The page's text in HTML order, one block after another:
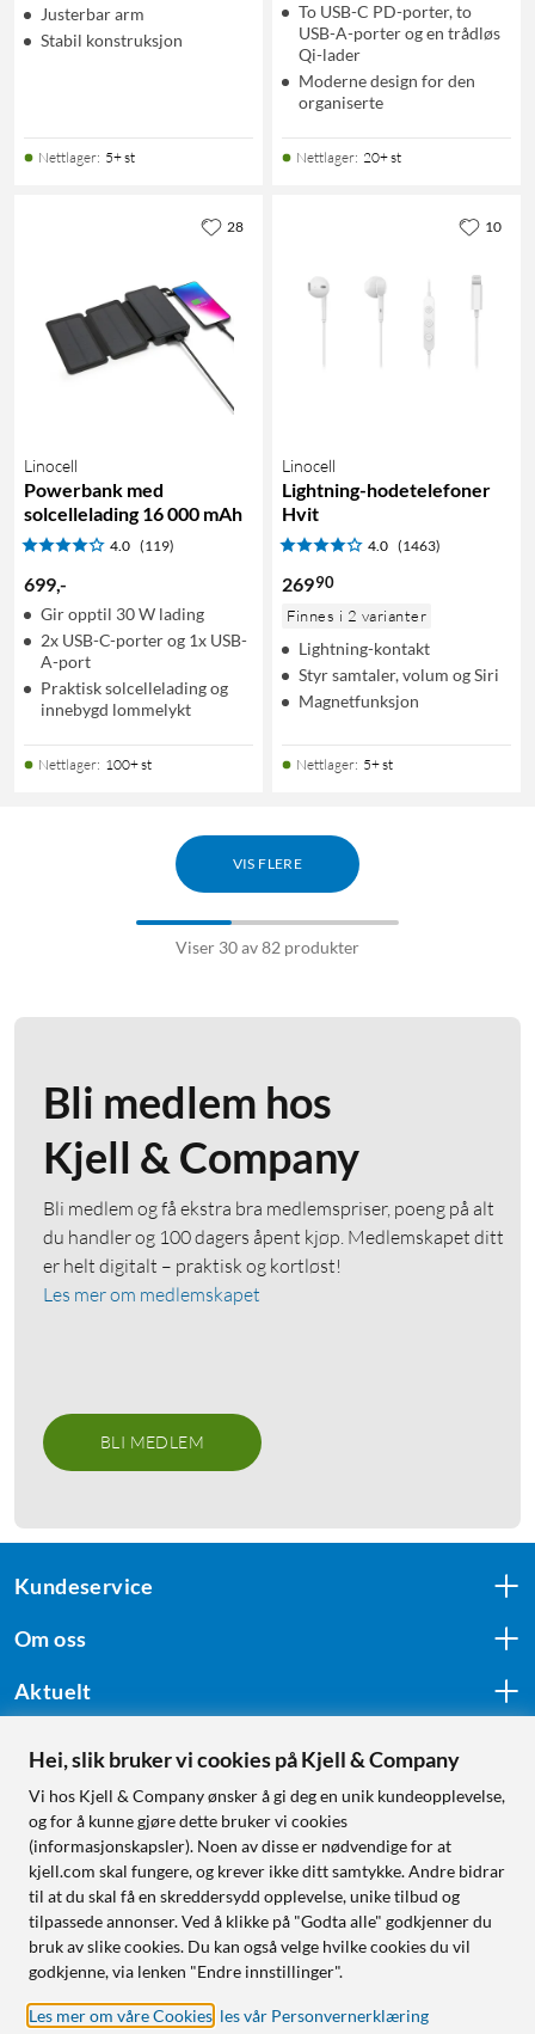
Justerbar arm
Stabil konstruksjon
Nettlager: 5+ st
To USB-C PD-porter, to
USB-A-porter og en trådløs
Qi-lader
Moderne design for den
organiserte
Nettlager: 20+ st
Linocell
Powerbank med
solcellelading 16 000 mAh
4.0 (119)
699,-
Gir opptil 30 W lading
2x USB-C-porter og 1x USB-
A-port
Praktisk solcellelading og
innebygd lommelykt
Nettlager: 100+ st
28
Linocell
Lightning-hodetelefoner
Hvit
4.0 (1463)
26990
Finnes i 2 varianter
Lightning-kontakt
Styr samtaler, volum og Siri
Magnetfunksjon
Nettlager: 5+ st
10
VIS FLERE
Viser 30 av 82 produkter
Bli medlem hos
Kjell & Company
Bli medlem og få ekstra bra medlemspriser, poeng på alt
du handler og 100 dagers åpent kjøp. Medlemskapet ditt
er helt digitalt – praktisk og kortløst!
Les mer om medlemskapet
BLI MEDLEM
Kundeservice
Om oss
Aktuelt
Følg oss
Handle fra:
Sverige
Norge
Hei, slik bruker vi cookies på Kjell & Company
Vi hos Kjell & Company ønsker å gi deg en unik kundeopplevelse,
og for å kunne gjøre dette bruker vi cookies
(informasjonskapsler). Noen av disse er nødvendige for at
kjell.com skal fungere, og krever ikke ditt samtykke. Andre bidrar
til at du skal få en skreddersydd opplevelse, unike tilbud og
tilpassede annonser. Ved å klikke på "Godta alle" godkjenner du
bruk av slike cookies. Du kan også velge hvilke cookies du vil
godkjenne, via lenken "Endre innstillinger".
Les mer om våre Cookies les vår Personvernerklæring